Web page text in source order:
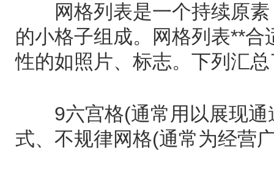
网格列表是一个持续原素
的小格子组成。网格列表**
性的如照片、标志。下列汇
9六宫格(通常用以展现通
式、不规律网格(通常为经营